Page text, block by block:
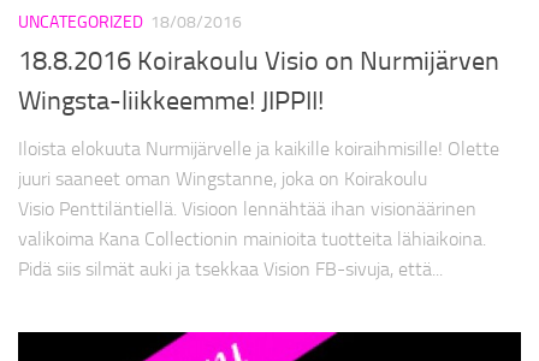
UNCATEGORIZED 18/08/2016
18.8.2016 Koirakoulu Visio on Nurmijärven
Wingsta-liikkeemme! JIPPII!
Iloista elokuuta Nurmijärvelle ja kaikille koiraihmisille! Olette
juuri saaneet oman Wingstanne, joka on Koirakoulu
Visio Penttiläntiellä. Visioon lennähtää ihan visionäärinen
valikoima Kana Collectionin mainioita tuotteita lähiaikoina.
Pidä siis silmät auki ja tsekkaa Vision FB-sivuja, että...